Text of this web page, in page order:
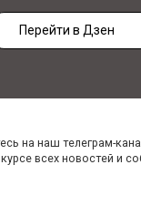
Перейти в Дзен
на наш телеграм-
всех новостей и